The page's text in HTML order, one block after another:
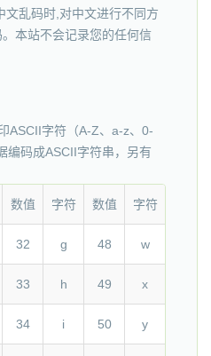
乱码时,对中文进行不同方
本站不会记录您的任何信
ASCII字符（A-Z、a-z、0-
编码成ASCII字符串，另有
数值 字符 数值 字符
32 g 48 w
33 h 49 x
34 i 50 y